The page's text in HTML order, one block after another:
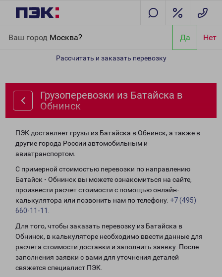
Ваш город Москва? Да Нет
Рассчитать и заказать перевозку
Грузоперевозки из Батайска в
Обнинск
ПЭК доставляет грузы из Батайска в Обнинск, а также в
другие города России автомобильным и
авиатранспортом.
С примерной стоимостью перевозки по направлению
Батайск - Обнинск вы можете ознакомиться на сайте,
произвести расчет стоимости с помощью онлайн-
калькулятора или позвонить нам по телефону: +7 (495)
660-11-11
Для того, чтобы заказать перевозку из Батайска в
Обнинск, в калькуляторе необходимо ввести данные для
расчета стоимости доставки и заполнить заявку. После
заполнения заявки с вами для уточнения деталей
свяжется специалист ПЭК.